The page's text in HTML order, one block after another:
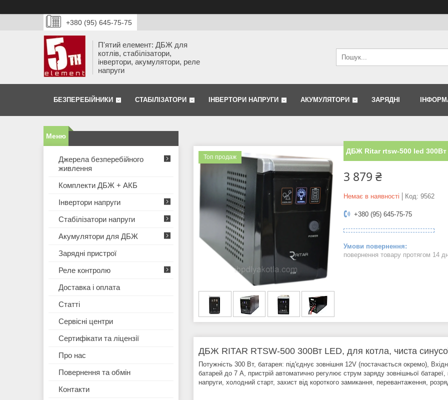
+380 (95) 645-75-75
П'ятий елемент: ДБЖ для
котлів, стабілізатори,
інвертори, акумулятори, реле
напруги
БЕЗПЕРЕБІЙНИКИ СТАБІЛІЗАТОРИ ІНВЕРТОРИ НАПРУГИ АКУМУЛЯТОРИ ЗАРЯДНІ
Топ продаж
ДБЖ Ritar rtsw-500 led 300Вт
3 879 ₴
Немає в наявності Код: 9562
+380 (95) 645-75-75
повернення товару протягом 14
ДБЖ RITAR RTSW-500 300Вт LED, для котла, чиста
Потужність 300 Вт, батарея: під'єднує зовнішня 12V (постачається окремо),
батарей до 7 А, пристрій автоматично регулює струм заряду зовнішньої батареї,
напруги, холодний старт, захист від короткого замикання, перевантаження,
Джерела безперебійного
живлення
Комплекти ДБЖ + АКБ
Інвертори напруги
Стабілізатори напруги
Акумулятори для ДБЖ
Зарядні пристрої
Реле контролю
Доставка і оплата
Статті
Сервісні центри
Сертифікати та ліцензії
Про нас
Повернення та обмін
Контакти